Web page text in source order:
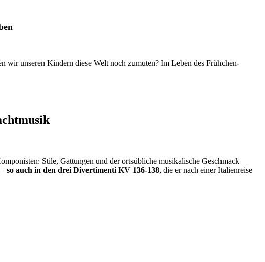
unseren Kindern diese Welt noch zumuten? Im Leben des Frühchen-
Stile, Gattungen und der ortsübliche musikalische Geschmack
so auch in den drei Divertimenti KV 136-138, die er nach einer Italienreise